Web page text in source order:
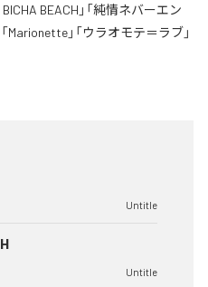
BEACH」「純情ネバーエン
Marionette」「ウラオモテ＝ラブ」
Untitle
Untitle